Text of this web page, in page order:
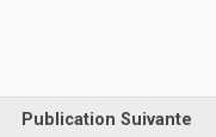
Publication Suivante